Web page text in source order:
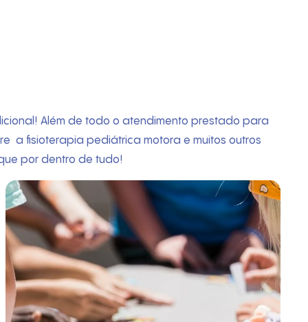
Além de todo o atendimento prestado para
a fisioterapia pediátrica motora e muitos outros
por dentro de tudo!